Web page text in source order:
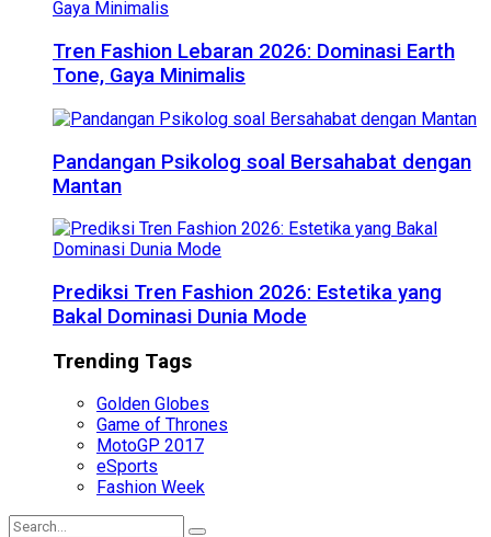
Tren Fashion Lebaran 2026: Dominasi Earth
Tone, Gaya Minimalis
Pandangan Psikolog soal Bersahabat dengan
Mantan
Prediksi Tren Fashion 2026: Estetika yang
Bakal Dominasi Dunia Mode
Trending Tags
Golden Globes
Game of Thrones
MotoGP 2017
eSports
Fashion Week